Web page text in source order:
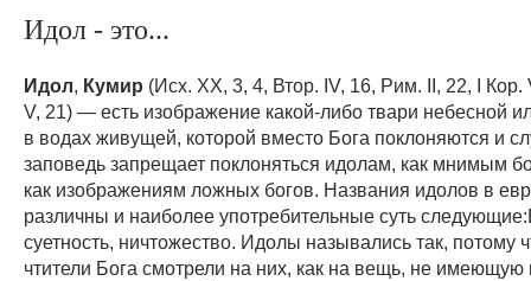
Идол - это...
Идол Кумир (Исх. XX, 3, 4, Втор. IV, 16, Рим. II, 22, I Кор.
V, 21) — есть изображение какой-либо твари небесной
в водах живущей, которой вместо Бога поклоняются и
заповедь запрещает поклоняться идолам, как мнимым
как изображениям ложных богов. Названия идолов в
различны и наиболее употребительные суть
суетность, ничтожество. Идолы назывались так, потому
чтители Бога смотрели на них, как на вещь, не имеющую